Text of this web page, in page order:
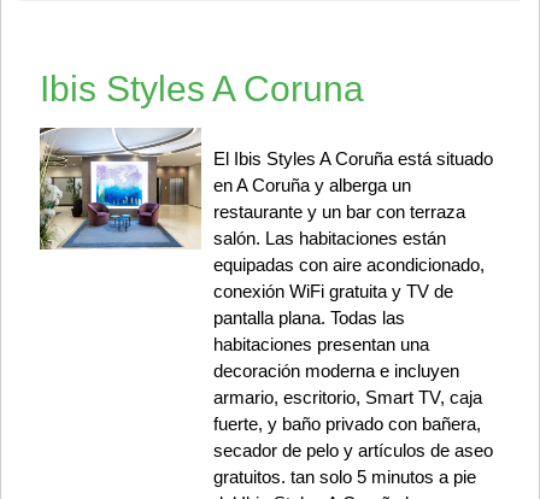
Ibis Styles A Coruna
El Ibis Styles A Coruña está situado
en A Coruña y alberga un
restaurante y un bar con terraza
salón. Las habitaciones están
equipadas con aire acondicionado,
conexión WiFi gratuita y TV de
pantalla plana. Todas las
habitaciones presentan una
decoración moderna e incluyen
armario, escritorio, Smart TV, caja
fuerte, y baño privado con bañera,
secador de pelo y artículos de aseo
gratuitos. tan solo 5 minutos a pie